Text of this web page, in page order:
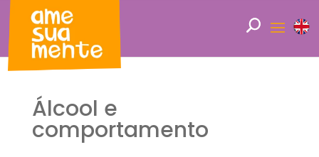
Álcool e
comportamento